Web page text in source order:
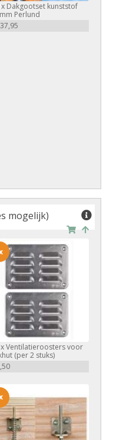
Dakgootset kunststof
Perlund
mogelijk)
Ventilatieroosters voor
(per 2 stuks)